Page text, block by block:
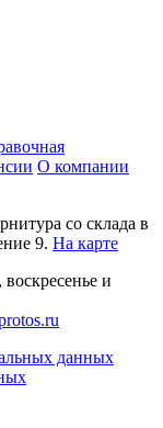
О компании
со склада в
9. На карте
и
данных